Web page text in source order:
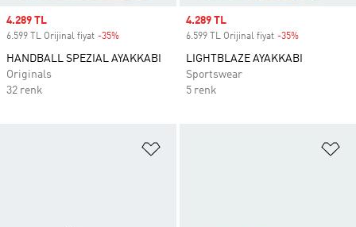
Sale price
4.289 TL
6.599 TL Orijinal fiyat -35%
HANDBALL SPEZIAL AYAKKABI
Originals
32 renk
Sale price
4.289 TL
6.599 TL Orijinal fiyat -35%
LIGHTBLAZE AYAKKABI
Sportswear
5 renk